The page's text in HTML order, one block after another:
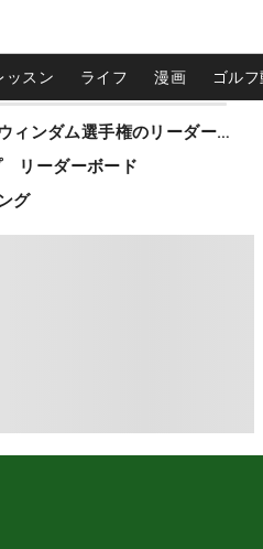
ッスン ライフ 漫画 ゴル
松山英樹ら出場 ウィンダム選手権のリーダーボード
リーダーボード
グ